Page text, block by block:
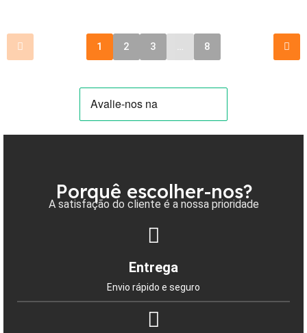
1 2 3 … 8
Porquê escolher-nos?
A satisfação do cliente é a nossa prioridade
Entrega
Envio rápido e seguro